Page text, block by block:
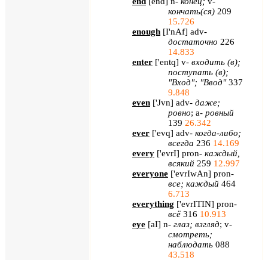
кончать(ся) 209
15.726
enough [I'nAf] adv-
достаточно 226
14.833
enter ['entq] v- входить (в);
поступать (в);
"Вход"; "Ввод"337
9.848
even ['Jvn] adv- даже;
ровно; a- ровный
139 26.342
ever ['evq] adv- когда-либо;
всегда 236 14.169
every ['evrI] pron- каждый,
всякий 259 12.997
everyone ['evrIwAn] pron-
все; каждый 464
6.713
everything ['evrITIN] pron-
всё 316 10.913
eye [aI] n- глаз; взгляд; v-
смотреть;
наблюдать 088
43.518